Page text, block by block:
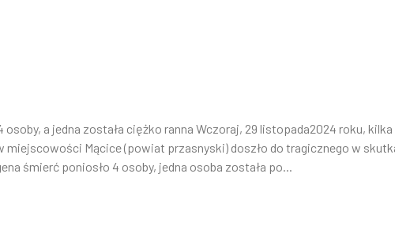
a jedna została ciężko ranna Wczoraj, 29 listopada2024 roku, kilka
Mącice (powiat przasnyski) doszło do tragicznego w
śmierć poniosło 4 osoby, jedna osoba została po...